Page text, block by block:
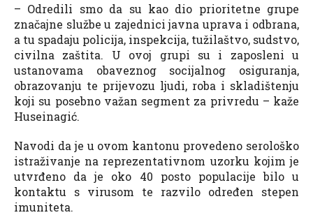
– Odredili smo da su kao dio prioritetne grupe
značajne službe u zajednici javna uprava i odbrana,
a tu spadaju policija, inspekcija, tužilaštvo, sudstvo,
civilna zaštita. U ovoj grupi su i zaposleni u
ustanovama obaveznog socijalnog osiguranja,
obrazovanju te prijevozu ljudi, roba i skladištenju
koji su posebno važan segment za privredu – kaže
Huseinagić.
Navodi da je u ovom kantonu provedeno serološko
istraživanje na reprezentativnom uzorku kojim je
utvrđeno da je oko 40 posto populacije bilo u
kontaktu s virusom te razvilo određen stepen
imuniteta.